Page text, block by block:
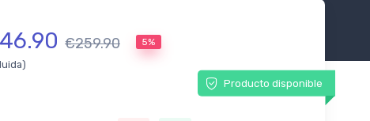
€259.90 5%
Producto disponible